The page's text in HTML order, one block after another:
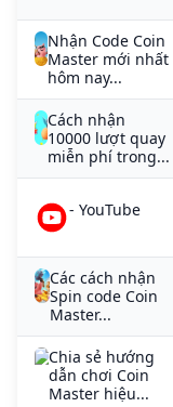
Nhận Code Coin
Master mới nhất
hôm nay...
Cách nhận
10000 lượt quay
miễn phí trong...
- YouTube
Các cách nhận
Spin code Coin
Master...
Chia sẻ hướng
dẫn chơi Coin
Master hiệu...